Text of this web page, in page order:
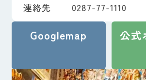
連絡先 0287-77-1110
Googlemap
公式